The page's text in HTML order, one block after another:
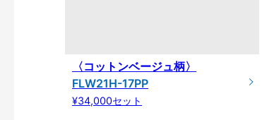
〈コットンベージュ柄〉
FLW21H-17PP
¥34,000セット